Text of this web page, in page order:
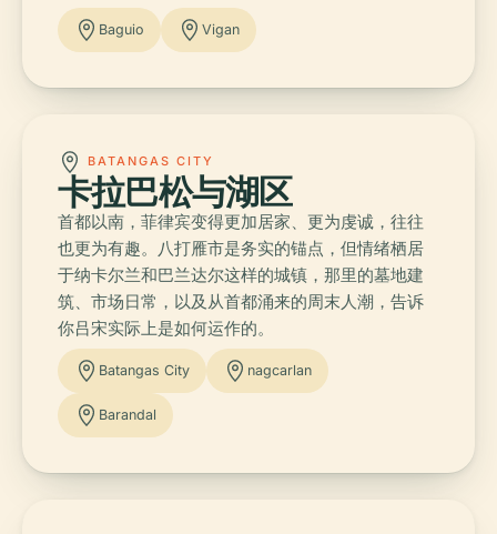
Baguio Vigan
BATANGAS CITY
卡拉巴松与湖区
首都以南，菲律宾变得更加居家、更为虔诚，往往
也更为有趣。八打雁市是务实的锚点，但情绪栖居
于纳卡尔兰和巴兰达尔这样的城镇，那里的墓地建
筑、市场日常，以及从首都涌来的周末人潮，告诉
你吕宋实际上是如何运作的。
Batangas City nagcarlan
Barandal